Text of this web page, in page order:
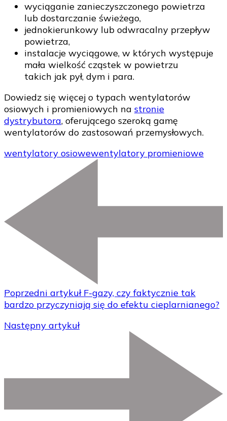
wyciąganie zanieczyszczonego powietrza
lub dostarczanie świeżego,
jednokierunkowy lub odwracalny przepływ
powietrza,
instalacje wyciągowe, w których występuje
mała wielkość cząstek w powietrzu
takich jak pył, dym i para.
Dowiedz się więcej o typach wentylatorów
osiowych i promieniowych na stronie
dystrybutora, oferującego szeroką gamę
wentylatorów do zastosowań przemysłowych.
wentylatory osiowewentylatory promieniowe
Poprzedni artykuł F-gazy, czy faktycznie tak
bardzo przyczyniają się do efektu cieplarnianego?
Następny artykuł